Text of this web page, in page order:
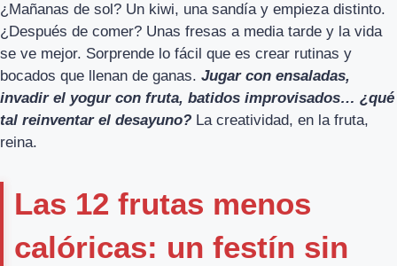
¿Mañanas de sol? Un kiwi, una sandía y empieza distinto.
¿Después de comer? Unas fresas a media tarde y la vida
se ve mejor. Sorprende lo fácil que es crear rutinas y
bocados que llenan de ganas. Jugar con ensaladas,
invadir el yogur con fruta, batidos improvisados… ¿qué
tal reinventar el desayuno? La creatividad, en la fruta,
reina.
Las 12 frutas menos
calóricas: un festín sin